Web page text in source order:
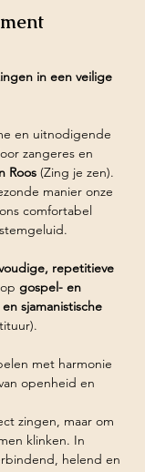
in een veilige
en uitnodigende
zangeres en
Roos (Zing je zen).
manier onze
comfortabel
repetitieve
gospel- en
sjamanistische
met harmonie
openheid en
zingen, maar om
klinken. In
helend en